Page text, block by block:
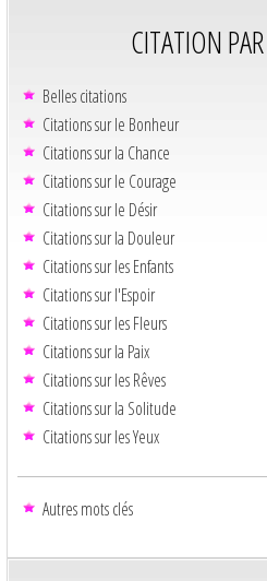
CITATION
Belles citations
Citations sur le Bonheur
Citations sur la Chance
Citations sur le Courage
Citations sur le Désir
Citations sur la Douleur
Citations sur les Enfants
Citations sur l'Espoir
Citations sur les Fleurs
Citations sur la Paix
Citations sur les Rêves
Citations sur la Solitude
Citations sur les Yeux
Autres mots clés